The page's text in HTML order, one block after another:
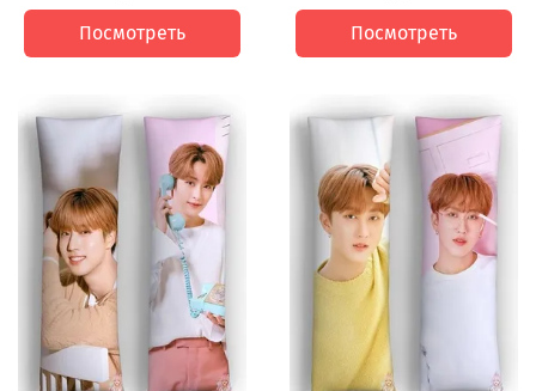
Посмотреть Посмотреть